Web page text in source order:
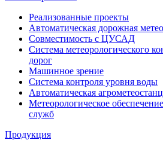
Реализованные проекты
Автоматическая дорожная
Совместимость с ЦУСАД
Система метеорологического
дорог
Машинное зрение
Система контроля уровня воды
Автоматическая
Метеорологическое
служб
Продукция